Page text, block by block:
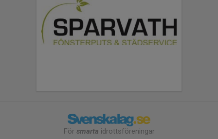
För smarta idrottsföreningar